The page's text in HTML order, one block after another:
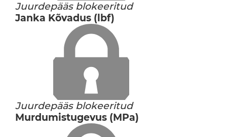
Juurdepääs blokeeritud
Janka Kõvadus (lbf)
Juurdepääs blokeeritud
Murdumistugevus (MPa)